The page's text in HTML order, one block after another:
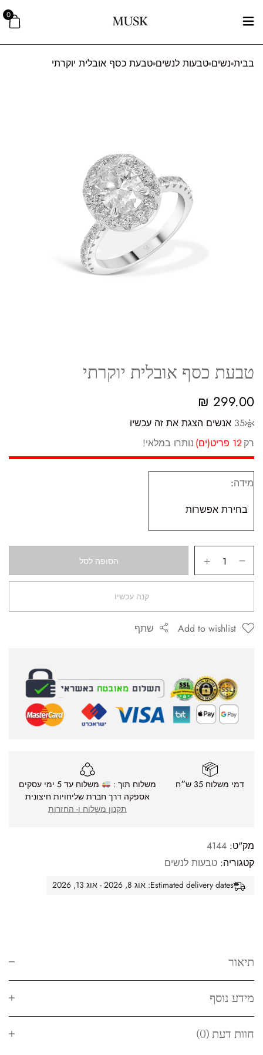
0
בבית נשים טבעות לנשים טבעת כסף אובלית יוקרתי
טבעת כסף אובלית יוקרתי
299.00
₪
35 אנשים הצגת את זה עכשיו
רק12 פריט(ים) נותרו במלאי!
מידה
הסופה לסל
קנה עכשיו
Add to wishlist שתף
דמי משלוח 35 ש״ח משלוח תוך :
משלוח עד 5 ימי עסקים
אספקה דרך חברת שליחויות חיצונית
תקנון משלוח ו- החזרות
מק"ט: 4144
קטגוריה: טבעות לנשים
Estimated delivery dates: אוג 8, 2026 - אוג 13, 2026
תיאור
מידע נוסף
חוות דעת (0)